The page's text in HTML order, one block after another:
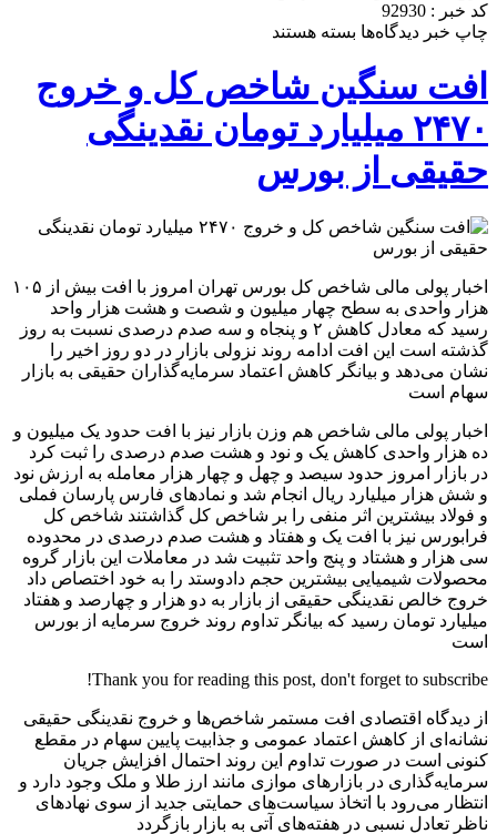
کد خبر : 92930
چاپ خبر دیدگاه‌ها برای
شاخص
کل
و
۲۴۷۰
تومان
نقدینگی
از
بورس
بسته هستند
افت سنگین شاخص کل و خروج
۲۴۷۰ میلیارد تومان نقدینگی
حقیقی از بورس
اخبار پولی مالی شاخص کل بورس تهران امروز با افت بیش از ۱۰۵
هزار واحدی به سطح چهار میلیون و شصت و هشت هزار واحد
رسید که معادل کاهش ۲ و پنجاه و سه صدم درصدی نسبت به روز
گذشته است این افت ادامه روند نزولی بازار در دو روز اخیر را
نشان می‌دهد و بیانگر کاهش اعتماد سرمایه‌گذاران حقیقی به بازار
سهام است
اخبار پولی مالی شاخص هم وزن بازار نیز با افت حدود یک میلیون و
ده هزار واحدی کاهش یک و نود و هشت صدم درصدی را ثبت کرد
در بازار امروز حدود سیصد و چهل و چهار هزار معامله به ارزش نود
و شش هزار میلیارد ریال انجام شد و نمادهای فارس پارسان فملی
و فولاد بیشترین اثر منفی را بر شاخص کل گذاشتند شاخص کل
فرابورس نیز با افت یک و هفتاد و هشت صدم درصدی در محدوده
سی هزار و هشتاد و پنج واحد تثبیت شد در معاملات این بازار گروه
محصولات شیمیایی بیشترین حجم دادوستد را به خود اختصاص داد
خروج خالص نقدینگی حقیقی از بازار به دو هزار و چهارصد و هفتاد
میلیارد تومان رسید که بیانگر تداوم روند خروج سرمایه از بورس
است
Thank you for reading this post, don't forget to subscribe!
از دیدگاه اقتصادی افت مستمر شاخص‌ها و خروج نقدینگی حقیقی
نشانه‌ای از کاهش اعتماد عمومی و جذابیت پایین سهام در مقطع
کنونی است در صورت تداوم این روند احتمال افزایش جریان
سرمایه‌گذاری در بازارهای موازی مانند ارز طلا و ملک وجود دارد و
انتظار می‌رود با اتخاذ سیاست‌های حمایتی جدید از سوی نهادهای
ناظر تعادل نسبی در هفته‌های آتی به بازار بازگردد